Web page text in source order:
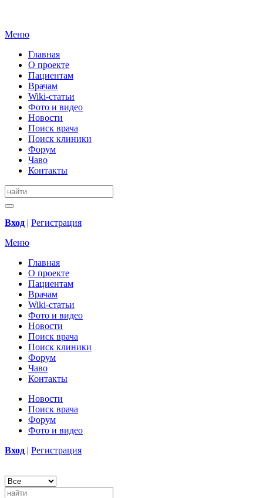
Меню
Главная
О проекте
Пациентам
Врачам
Wiki-статьи
Фото и видео
Новости
Поиск врача
Поиск клиники
Форум
Чаво
Контакты
Вход | Регистрация
Меню
Главная
О проекте
Пациентам
Врачам
Wiki-статьи
Фото и видео
Новости
Поиск врача
Поиск клиники
Форум
Чаво
Контакты
Новости
Поиск врача
Форум
Фото и видео
Вход | Регистрация